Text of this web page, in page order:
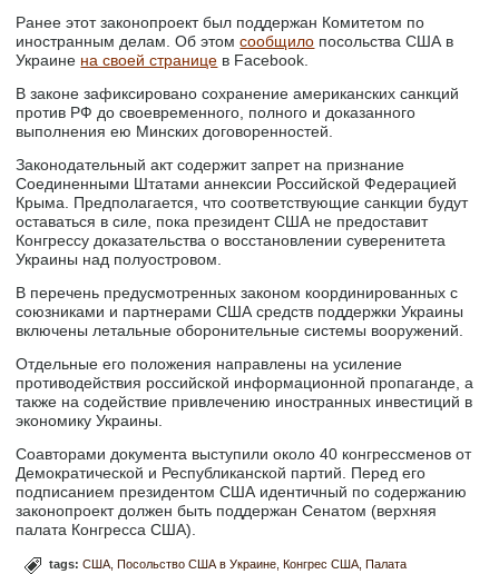
Ранее этот законопроект был поддержан Комитетом по
иностранным делам. Об этомсообщило посольства США в
Украине на своей странице в Facebook.
В законе зафиксировано сохранение американских санкций
против РФ до своевременного, полного и доказанного
выполнения ею Минских договоренностей.
Законодательный акт содержит запрет на признание
Соединенными Штатами аннексии Российской Федерацией
Крыма. Предполагается, что соответствующие санкции будут
оставаться в силе, пока президент США не предоставит
Конгрессу доказательства о восстановлении суверенитета
Украины над полуостровом.
В перечень предусмотренных законом координированных с
союзниками и партнерами США средств поддержки Украины
включены летальные оборонительные системы вооружений.
Отдельные его положения направлены на усиление
противодействия российской информационной пропаганде, а
также на содействие привлечению иностранных инвестиций в
экономику Украины.
Соавторами документа выступили около 40 конгрессменов от
Демократической и Республиканской партий. Перед его
подписанием президентом США идентичный по содержанию
законопроект должен быть поддержан Сенатом (верхняя
палата Конгресса США).
tags:США Посольство США в Украине Конгрес США
Палата